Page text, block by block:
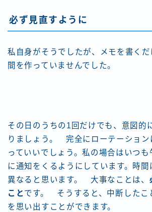
必ず見直すように
私自身がそうでしたが、メモを書く
間を作っていませんでした。
その日のうちの1回だけでも、意図的
りましょう。 完全にローテーション
っていいでしょう。私の場合はいつ
に通知をくるようにしています。時間
異なると思います。 大事なことは、
ことです。 そうすると、中断したこ
を思い出すことができます。